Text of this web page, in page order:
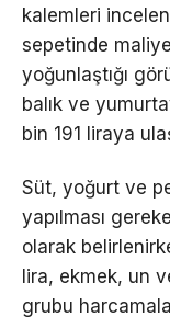
kalemleri
sepetinde
yoğunlaştığı
balık ve
bin 191 liraya
Süt, yoğurt ve
yapılması
olarak
lira, ekmek, un
grubu